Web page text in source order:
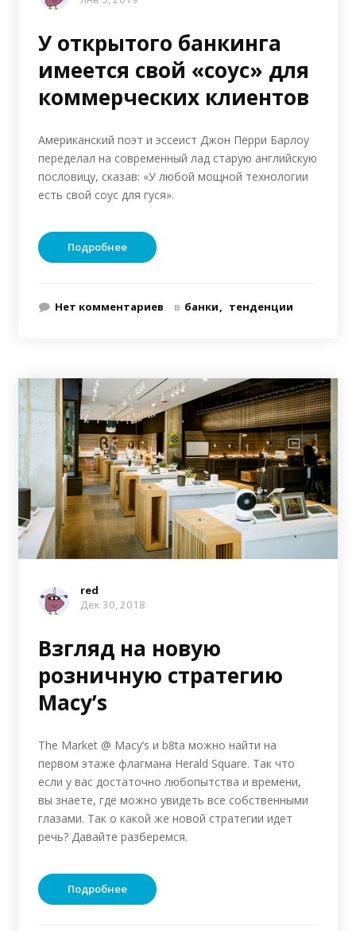
У открытого банкинга
имеется свой «соус» для
коммерческих клиентов
Американский поэт и эссеист Джон Перри Барлоу
переделал на современный лад старую английскую
пословицу, сказав: «У любой мощной технологии
есть свой соус для гуся».
Подробнее
Нет комментариев в банки тенденции
red
Дек 30, 2018
Взгляд на новую
розничную стратегию
Macy’s
The Market @ Macy’s и b8ta можно найти на
первом этаже флагмана Herald Square. Так что
если у вас достаточно любопытства и времени,
вы знаете, где можно увидеть все собственными
глазами. Так о какой же новой стратегии идет
речь? Давайте разберемся.
Подробнее